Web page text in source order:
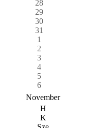
28
29
30
31
1
2
3
4
5
6
November
H
K